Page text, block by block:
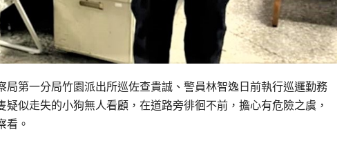
第一分局竹園派出所巡佐查貴誠、警員林智逸日前執行巡邏勤務
似走失的小狗無人看顧，在道路旁徘徊不前，擔心有危險之虞，
看。